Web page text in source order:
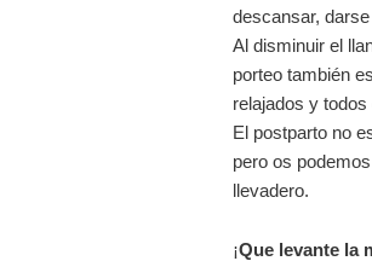
descansar,
Al disminuir el
porteo también
relajados y
El postparto no
pero os
llevadero.
¡Que levante la